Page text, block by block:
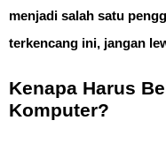
menjadi salah satu
terkencang ini, jangan
Kenapa Harus
Komputer?